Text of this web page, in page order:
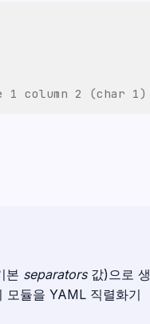
1 column 2 (char 1)
본 separators값)으로 생
모듈을 YAML 직렬화기